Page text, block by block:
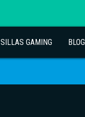
SILLAS GAMING BLOG